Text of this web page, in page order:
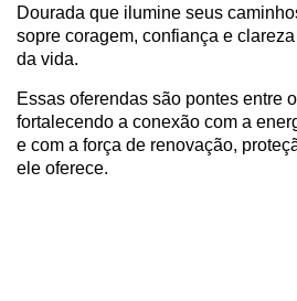
Dourada que ilumine seus
sopre coragem, confiança e
da vida.
Essas oferendas são pontes entre
fortalecendo a conexão com a
e com a força de renovação,
ele oferece.